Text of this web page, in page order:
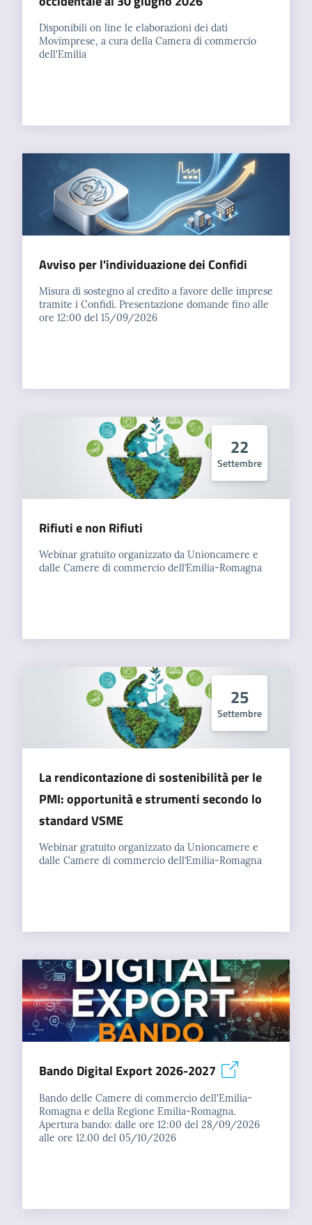
Disponibili on line le elaborazioni dei dati
Movimprese, a cura della Camera di commercio
dell'Emilia
Avviso per l'individuazione dei Confidi
Misura di sostegno al credito a favore delle imprese
tramite i Confidi. Presentazione domande fino alle
ore 12:00 del 15/09/2026
22
Settembre
Rifiuti e non Rifiuti
Webinar gratuito organizzato da Unioncamere e
dalle Camere di commercio dell’Emilia-Romagna
25
Settembre
La rendicontazione di sostenibilità per le
PMI: opportunità e strumenti secondo lo
standard VSME
Webinar gratuito organizzato da Unioncamere e
dalle Camere di commercio dell’Emilia-Romagna
Bando Digital Export 2026-2027
Bando delle Camere di commercio dell'Emilia-
Romagna e della Regione Emilia-Romagna.
Apertura bando: dalle ore 12:00 del 28/09/2026
alle ore 12.00 del 05/10/2026